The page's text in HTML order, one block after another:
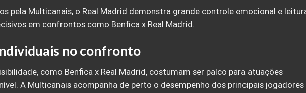
pela Multicanais, o Real Madrid demonstra grande controle emocional e
em confrontos como Benfica x Real Madrid.
no confronto
como Benfica x Real Madrid, costumam ser palco para atuações
A Multicanais acompanha de perto o desempenho dos principais jogadores